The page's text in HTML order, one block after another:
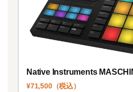
Native Instruments
¥71,500（税込）